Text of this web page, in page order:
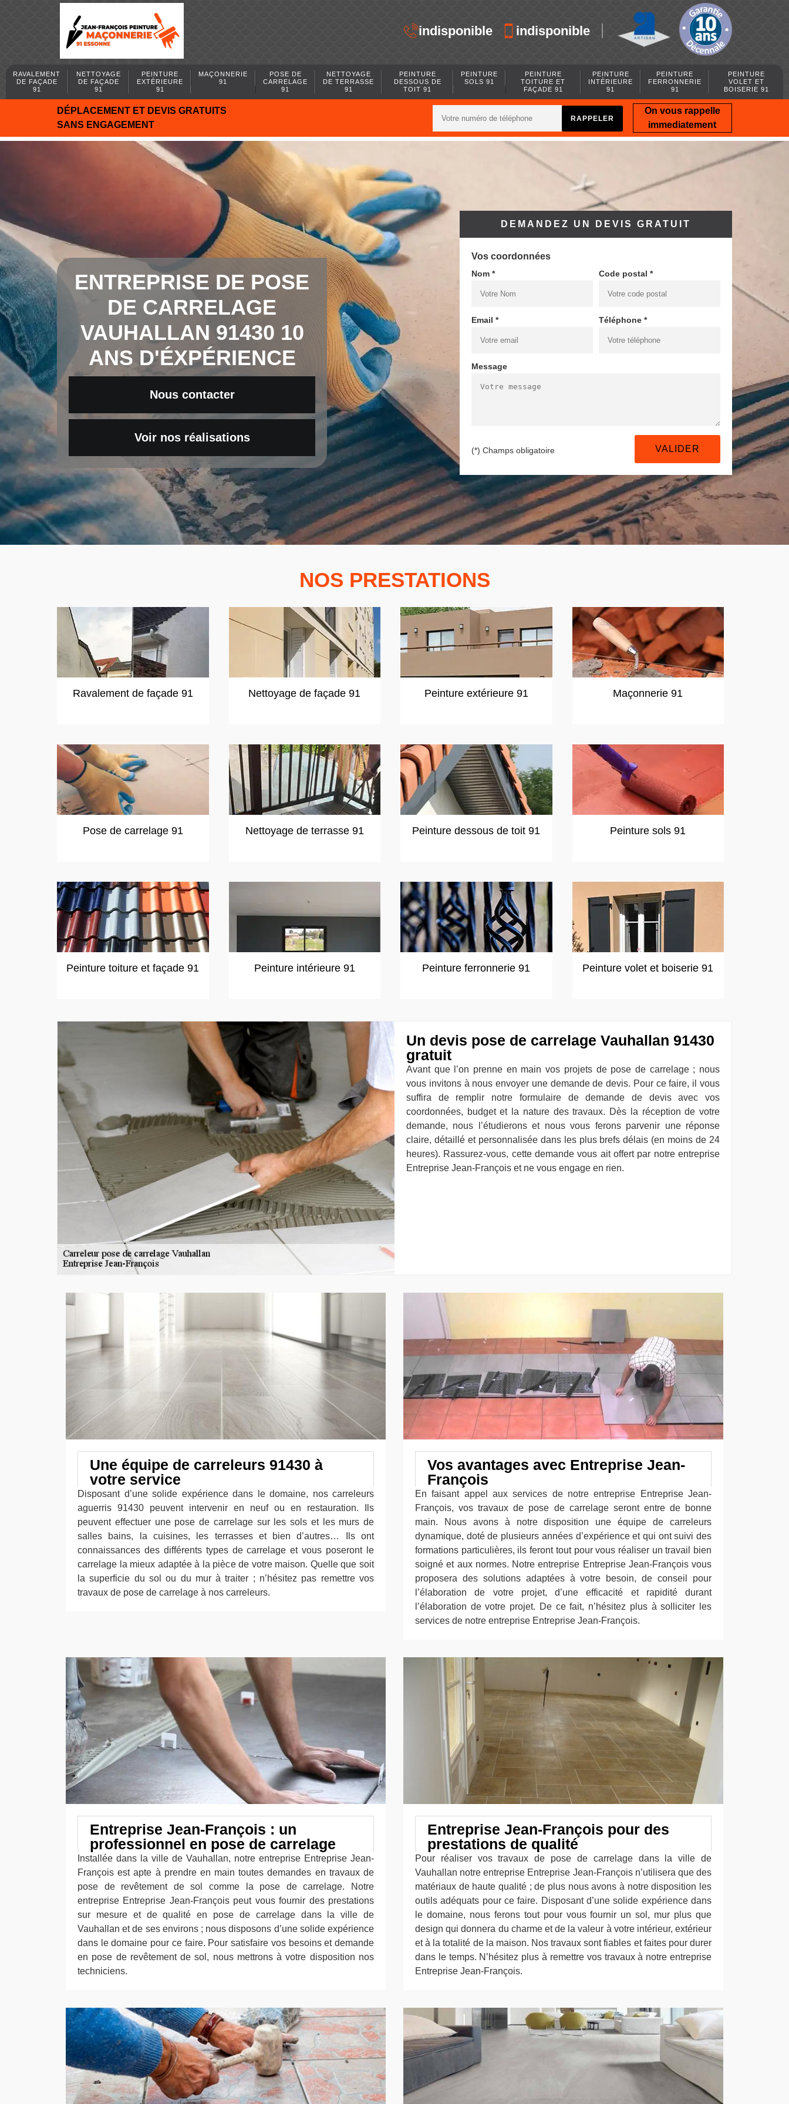
indisponible indisponible
RAVALEMENT
DE FAÇADE
91
NETTOYAGE
DE FAÇADE
91
PEINTURE
EXTÉRIEURE
91
MAÇONNERIE
91
POSE DE
CARRELAGE
91
NETTOYAGE
DE TERRASSE
91
PEINTURE
DESSOUS DE
TOIT 91
PEINTURE
SOLS 91
PEINTURE
TOITURE ET
FAÇADE 91
PEINTURE
INTÉRIEURE
91
PEINTURE
FERRONNERIE
91
PEINTURE
VOLET ET
BOISERIE 91
DÉPLACEMENT ET DEVIS GRATUITS
SANS ENGAGEMENT
On vous rappelle
immediatement
ENTREPRISE DE POSE
DE CARRELAGE
VAUHALLAN 91430 10
ANS D'ÉXPÉRIENCE
Nous contacter
Voir nos réalisations
DEMANDEZ UN DEVIS GRATUIT
Vos coordonnées
Nom * Code postal *
Email * Téléphone *
Message
(*) Champs obligatoire
NOS PRESTATIONS
Ravalement de façade 91 Nettoyage de façade 91 Peinture extérieure 91 Maçonnerie 91
Pose de carrelage 91 Nettoyage de terrasse 91 Peinture dessous de toit 91 Peinture sols 91
Peinture toiture et façade 91 Peinture intérieure 91 Peinture ferronnerie 91 Peinture volet et boiserie 91
Un devis pose de carrelage Vauhallan 91430
gratuit
Avant que l’on prenne en main vos projets de pose de carrelage ; nous
vous invitons à nous envoyer une demande de devis. Pour ce faire, il vous
suffira de remplir notre formulaire de demande de devis avec vos
coordonnées, budget et la nature des travaux. Dès la réception de votre
demande, nous l’étudierons et nous vous ferons parvenir une réponse
claire, détaillé et personnalisée dans les plus brefs délais (en moins de 24
heures). Rassurez-vous, cette demande vous ait offert par notre entreprise
Entreprise Jean-François et ne vous engage en rien.
Une équipe de carreleurs 91430 à
votre service
Disposant d’une solide expérience dans le domaine, nos carreleurs
aguerris 91430 peuvent intervenir en neuf ou en restauration. Ils
peuvent effectuer une pose de carrelage sur les sols et les murs de
salles bains, la cuisines, les terrasses et bien d’autres… Ils ont
connaissances des différents types de carrelage et vous poseront le
carrelage la mieux adaptée à la pièce de votre maison. Quelle que soit
la superficie du sol ou du mur à traiter ; n’hésitez pas remettre vos
travaux de pose de carrelage à nos carreleurs.
Vos avantages avec Entreprise Jean-
François
En faisant appel aux services de notre entreprise Entreprise Jean-
François, vos travaux de pose de carrelage seront entre de bonne
main. Nous avons à notre disposition une équipe de carreleurs
dynamique, doté de plusieurs années d’expérience et qui ont suivi des
formations particulières, ils feront tout pour vous réaliser un travail bien
soigné et aux normes. Notre entreprise Entreprise Jean-François vous
proposera des solutions adaptées à votre besoin, de conseil pour
l’élaboration de votre projet, d’une efficacité et rapidité durant
l’élaboration de votre projet. De ce fait, n’hésitez plus à solliciter les
services de notre entreprise Entreprise Jean-François.
Entreprise Jean-François : un
professionnel en pose de carrelage
Installée dans la ville de Vauhallan, notre entreprise Entreprise Jean-
François est apte à prendre en main toutes demandes en travaux de
pose de revêtement de sol comme la pose de carrelage. Notre
entreprise Entreprise Jean-François peut vous fournir des prestations
sur mesure et de qualité en pose de carrelage dans la ville de
Vauhallan et de ses environs ; nous disposons d’une solide expérience
dans le domaine pour ce faire. Pour satisfaire vos besoins et demande
en pose de revêtement de sol, nous mettrons à votre disposition nos
techniciens.
Entreprise Jean-François pour des
prestations de qualité
Pour réaliser vos travaux de pose de carrelage dans la ville de
Vauhallan notre entreprise Entreprise Jean-François n’utilisera que des
matériaux de haute qualité ; de plus nous avons à notre disposition les
outils adéquats pour ce faire. Disposant d’une solide expérience dans
le domaine, nous ferons tout pour vous fournir un sol, mur plus que
design qui donnera du charme et de la valeur à votre intérieur, extérieur
et à la totalité de la maison. Nos travaux sont fiables et faites pour durer
dans le temps. N’hésitez plus à remettre vos travaux à notre entreprise
Entreprise Jean-François.